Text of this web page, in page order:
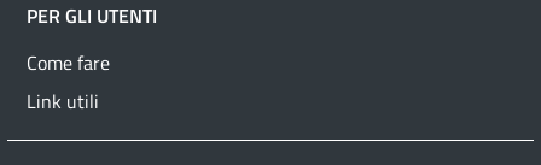
PER GLI UTENTI
Come fare
Link utili